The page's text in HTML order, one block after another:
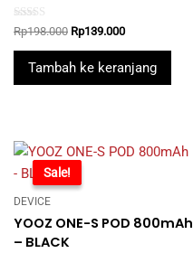
Rated
5.00
out of 5
Rp198.000 Original
was:
Rp198.000.
Rp139.000Current
is:
Rp139.000.
Tambah ke keranjang
-39%
Sale!
DEVICE
YOOZ ONE-S POD 800mAh
– BLACK